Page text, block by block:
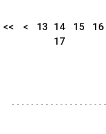
<< < 13 14 15
16
17